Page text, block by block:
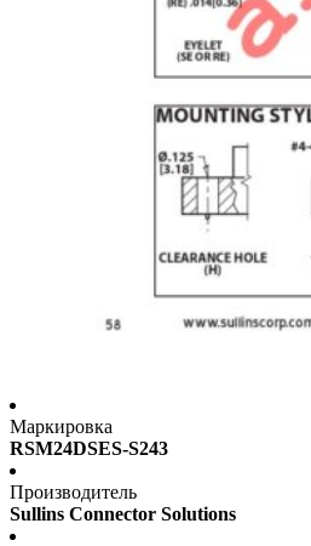
Маркировка
RSM24DSES-S243
Производитель
Sullins Connector Solutions